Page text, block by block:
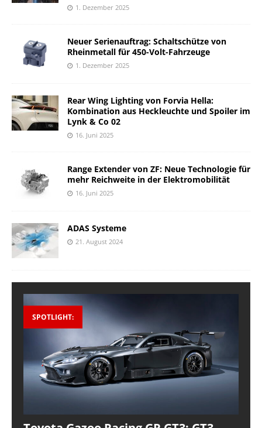
1. Dezember 2025
Neuer Serienauftrag: Schaltschütze von
Rheinmetall für 450-Volt-Fahrzeuge
1. Dezember 2025
Rear Wing Lighting von Forvia Hella:
Kombination aus Heckleuchte und Spoiler im
Lynk & Co 02
16. Juni 2025
Range Extender von ZF: Neue Technologie für
mehr Reichweite in der Elektromobilität
16. Juni 2025
ADAS Systeme
21. August 2024
SPOTLIGHT: